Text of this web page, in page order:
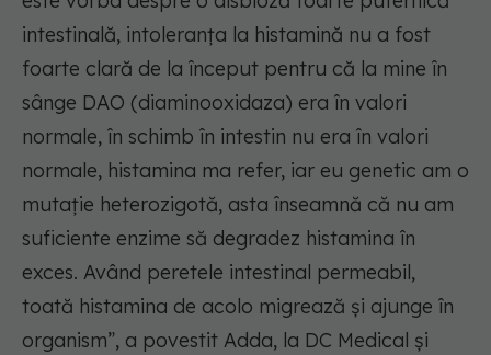
intestinală, intoleranța la histamină nu a fost
foarte clară de la început pentru că la mine în
sânge DAO (diaminooxidaza) era în valori
normale, în schimb în intestin nu era în valori
normale, histamina ma refer, iar eu genetic am o
mutație heterozigotă, asta înseamnă că nu am
suficiente enzime să degradez histamina în
exces. Având peretele intestinal permeabil,
toată histamina de acolo migrează și ajunge în
organism”, a povestit Adda, la DC Medical și